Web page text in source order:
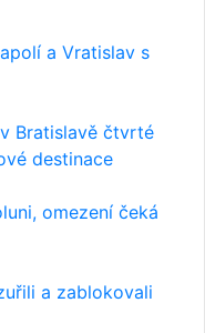
a Vratislav s
Bratislavě čtvrté
destinace
omezení čeká
a zablokovali